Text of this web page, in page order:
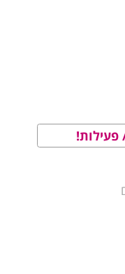
פעילות!